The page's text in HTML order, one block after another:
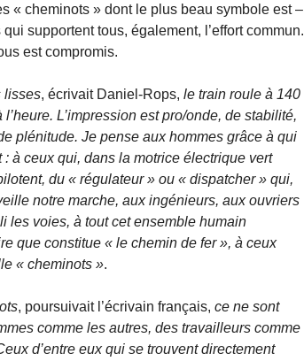
« cheminots » dont le plus beau symbole est –
supportent tous, également, l’effort commun.
est compromis.
lisses, écrivait Daniel-Rops, le train roule à 140
l’heure. L’impression est pro/onde, de stabilité,
plénitude. Je pense aux hommes grâce à qui
: à ceux qui, dans la motrice électrique vert
du « régulateur » ou « dispatcher » qui,
notre marche, aux ingénieurs, aux ouvriers
les voies, à tout cet ensemble humain
que constitue « le chemin de fer », à ceux
« cheminots ».
, poursuivait l’écrivain français, ce ne sont
comme les autres, des travailleurs comme
d’entre eux qui se trouvent directement